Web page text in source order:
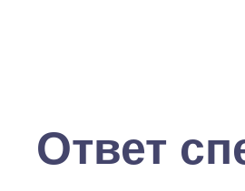
Ответ